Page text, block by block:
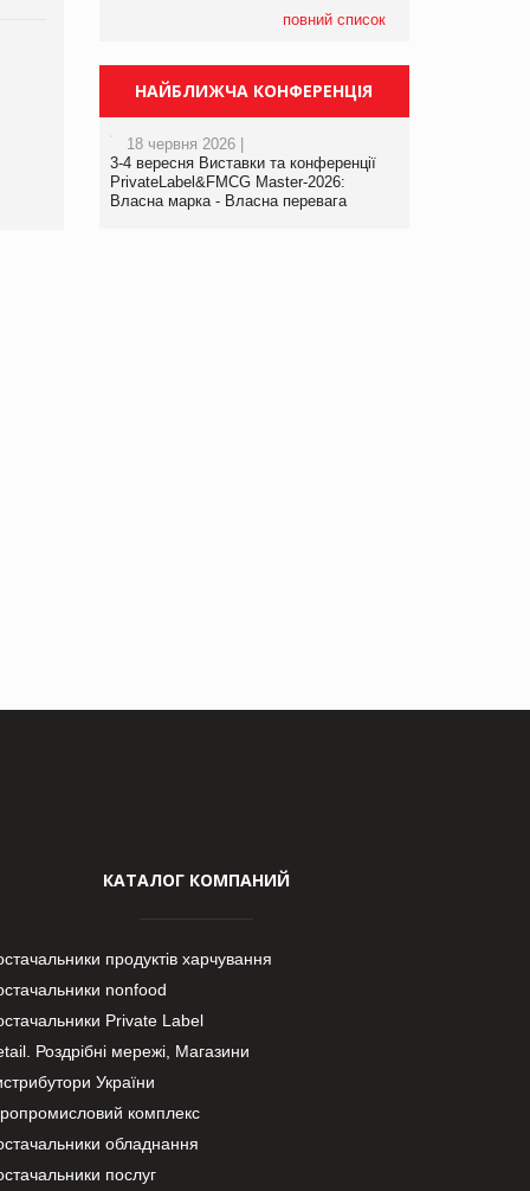
Брагина Людмила
Просування компанії на
www.trademaster.ua.
правила. Особливості.
повний список
НАЙБЛИЖЧА КОНФЕРЕНЦІЯ
18 червня 2026 |
3-4 вересня Виставки та конференції
PrivateLabel&FMCG Master-2026:
Власна марка - Власна перевага
КАТАЛОГ КОМПАНИЙ
продуктів харчування
nonfood
Private Label
Роздрібні мережі, Магазини
України
комплекс
обладнання
послуг